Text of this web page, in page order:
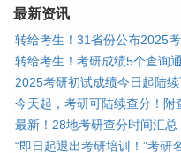
最新资讯
转给考生！31省份公布2025
转给考生！考研成绩5个查询
2025考研初试成绩今日起陆
今天起，考研可陆续查分！附
最新！28地考研查分时间汇总
“即日起退出考研培训！”考研